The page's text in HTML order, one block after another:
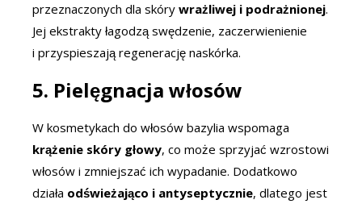
przeznaczonych dla skóry wrażliwej i podrażnionej.
Jej ekstrakty łagodzą swędzenie, zaczerwienienie
i przyspieszają regenerację naskórka.
5. Pielęgnacja włosów
W kosmetykach do włosów bazylia wspomaga
krążenie skóry głowy, co może sprzyjać wzrostowi
włosów i zmniejszać ich wypadanie. Dodatkowo
działa odświeżająco i antyseptycznie, dlatego jest